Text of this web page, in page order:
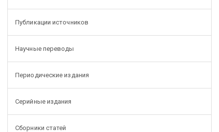
Публикации источников
Научные переводы
Периодические издания
Серийные издания
Сборники статей